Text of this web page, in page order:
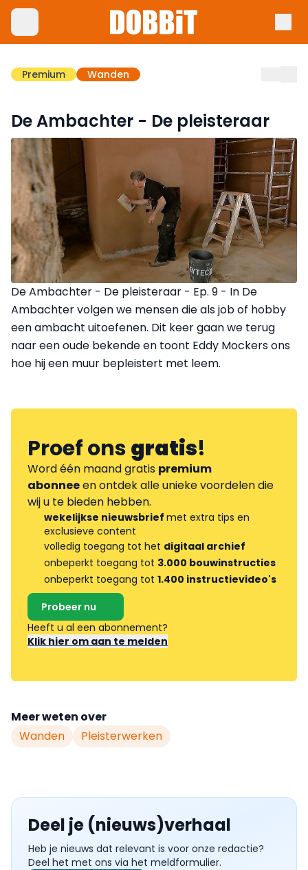
Premium Wanden
De Ambachter - De pleisteraar
De Ambachter - De pleisteraar - Ep. 9 - In De
Ambachter volgen we mensen die als job of hobby
een ambacht uitoefenen. Dit keer gaan we terug
naar een oude bekende en toont Eddy Mockers ons
hoe hij een muur bepleistert met leem.
Proef onsgratis!
Word één maand gratis premium
abonneeen ontdek alle unieke voordelen die
wij u te bieden hebben.
wekelijkse nieuwsbrief met extra tips en
exclusieve content
volledig toegang tot het digitaal archief
onbeperkt toegang tot 3.000 bouwinstructies
onbeperkt toegang tot 1.400 instructievideo's
Probeer nu
Heeft u al een abonnement?
Klik hier om aan te melden
Meer weten over
Wanden
Pleisterwerken
Deel je (nieuws)verhaal
Heb je nieuws dat relevant is voor onze redactie?
Deel het met ons via het meldformulier.